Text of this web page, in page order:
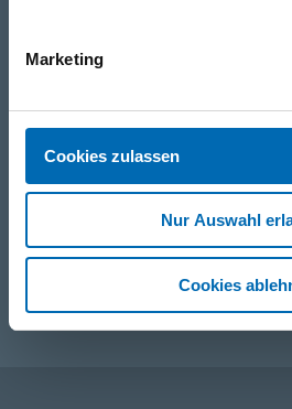
Marketing
Cookies zulassen
Nur Auswahl
Cookies
+49 (0)151 172
E-Mail